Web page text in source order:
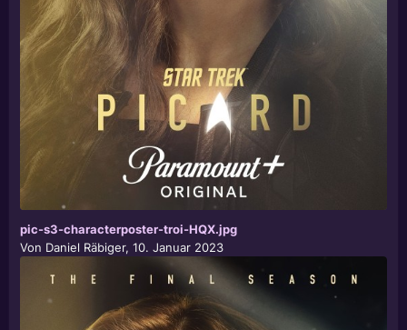
pic-s3-characterposter-troi-HQX.jpg
Von Daniel Räbiger, 10. Januar 2023